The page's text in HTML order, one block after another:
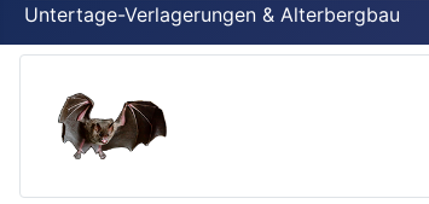
Untertage-Verlagerungen & Alterbergbau